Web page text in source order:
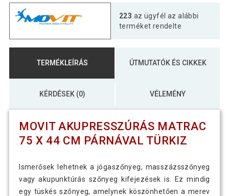
MOVIT Akupresszúrás matrac
párnával 75 x 44 cm piros
20 090 Ft
párnával 75 x 44 cm világoskék
20 690 Ft
MOVIT Akupresszúrás matrac
223 az ügyfél az alábbi
terméket rendelte
TERMÉKLEÍRÁS ÚTMUTATÓK ÉS CIKKEK
KÉRDÉSEK (0) VÉLEMÉNY
MOVIT AKUPRESSZÚRÁS MATRAC
75 X 44 CM PÁRNÁVAL TÜRKIZ
Ismerősek lehetnek a jógaszőnyeg, masszázsszőnyeg
vagy akupunktúrás szőnyeg kifejezések is. Ez mindig
egy tüskés szőnyeg, amelynek köszönhetően a merev